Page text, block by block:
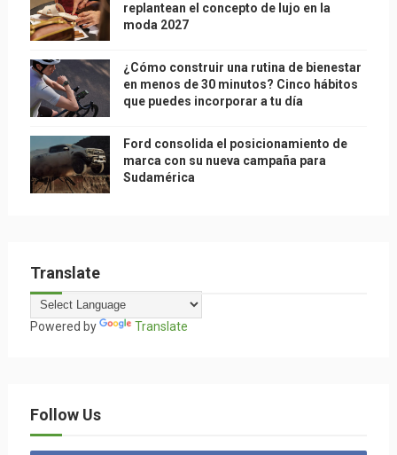
replantean el concepto de lujo en la
moda 2027
¿Cómo construir una rutina de bienestar
en menos de 30 minutos? Cinco hábitos
que puedes incorporar a tu día
Ford consolida el posicionamiento de
marca con su nueva campaña para
Sudamérica
Translate
Powered by Translate
Follow Us